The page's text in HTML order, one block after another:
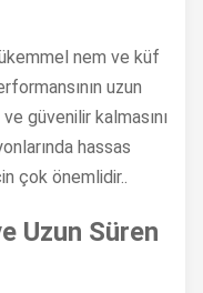
nem ve küf
uzun
güvenilir kalmasını
hassas
çok önemlidir..
Uzun Süren